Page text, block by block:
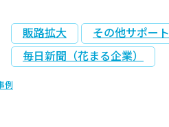
販路拡大
その他サポート
毎日新聞（花まる企業）
例